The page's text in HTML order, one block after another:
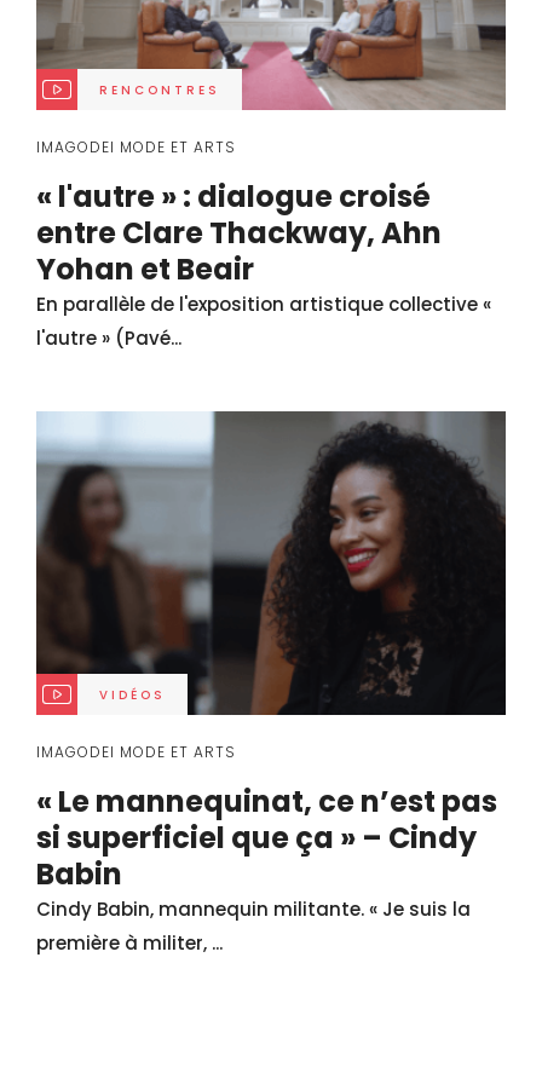
RENCONTRES
IMAGODEI MODE ET ARTS
« l'autre » : dialogue croisé
entre Clare Thackway, Ahn
Yohan et Beair
En parallèle de l'exposition artistique collective «
l'autre » (Pavé...
VIDÉOS
IMAGODEI MODE ET ARTS
« Le mannequinat, ce n’est pas
si superficiel que ça » – Cindy
Babin
Cindy Babin, mannequin militante. « Je suis la
première à militer, ...